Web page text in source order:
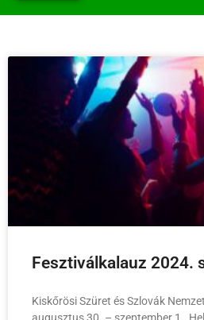
Fesztiválkalauz 2024.
Kiskőrösi Szüret és Szlovák